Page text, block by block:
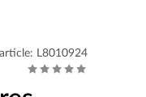
L8010924